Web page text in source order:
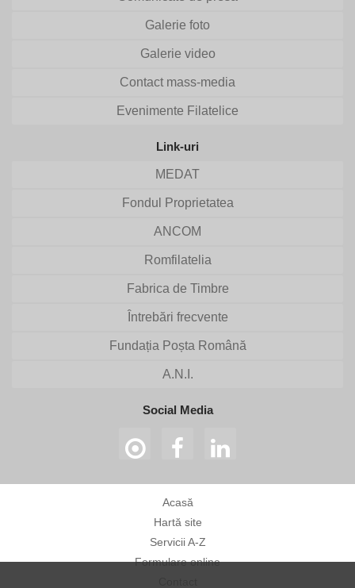
Galerie foto
Galerie video
Contact mass-media
Evenimente Filatelice
Link-uri
MEDAT
Fondul Proprietatea
ANCOM
Romfilatelia
Fabrica de Timbre
Întrebări frecvente
Fundația Poșta Română
A.N.I.
Social Media
Acasă
Hartă site
Servicii A-Z
Formulare online